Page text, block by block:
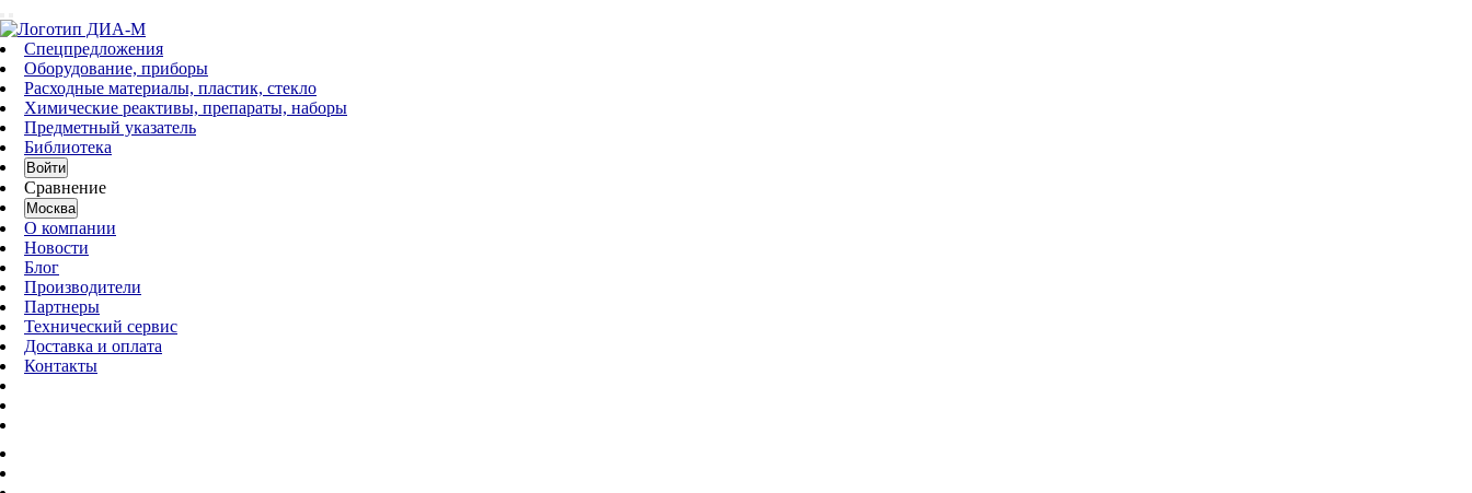
Спецпредложения
Оборудование, приборы
Расходные материалы, пластик, стекло
Химические реактивы, препараты, наборы
Предметный указатель
Библиотека
Войти
Сравнение
Москва
О компании
Новости
Блог
Производители
Партнеры
Технический сервис
Доставка и оплата
Контакты